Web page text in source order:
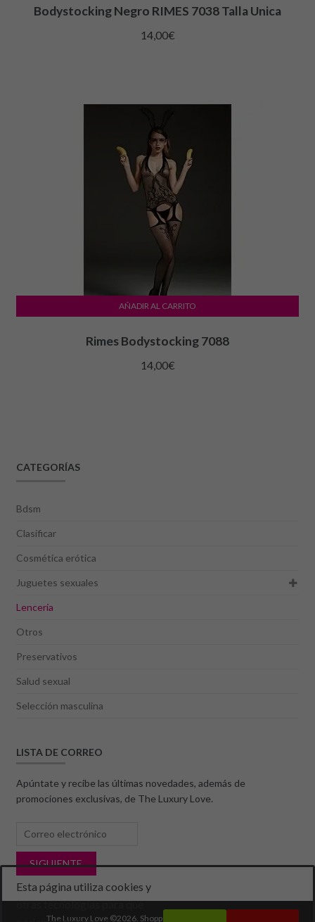
Bodystocking Negro RIMES 7038 Talla Unica
14,00€
Rimes Bodystocking 7088
14,00€
AÑADIR AL CARRITO
CATEGORÍAS
Bdsm
Clasificar
Cosmética erótica
Juguetes sexuales
Lencería
Otros
Preservativos
Salud sexual
Selección masculina
LISTA DE CORREO
Apúntate y recibe las últimas novedades, además de
promociones exclusivas, de The Luxury Love.
The Luxury Love ©2026. Shopper
Esta página utiliza cookies y
otras tecnologías para que